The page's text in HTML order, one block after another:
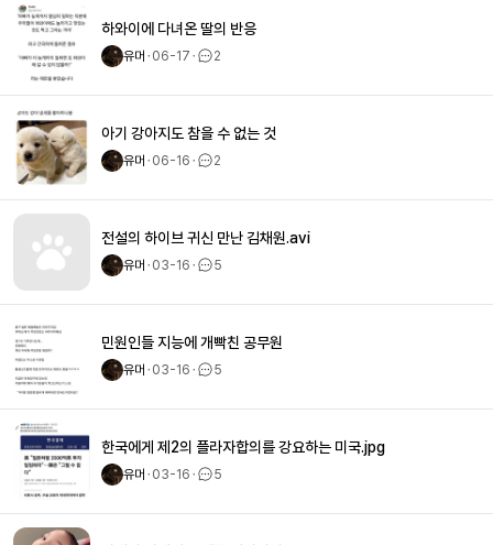
하와이에 다녀온 딸의 반응
유머ㆍ06-17ㆍ 2
아기 강아지도 참을 수 없는 것
유머ㆍ06-16ㆍ 2
전설의 하이브 귀신 만난 김채원.avi
유머ㆍ03-16ㆍ 5
민원인들 지능에 개빡친 공무원
유머ㆍ03-16ㆍ 5
한국에게 제2의 플라자합의를 강요하는 미국.jpg
유머ㆍ03-16ㆍ 5